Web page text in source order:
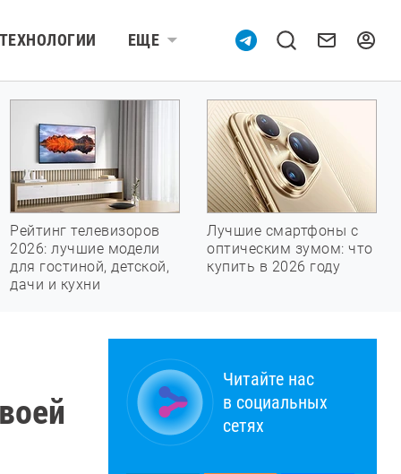
ТЕХНОЛОГИИ ЕЩЕ
Рейтинг телевизоров
2026: лучшие модели
для гостиной, детской,
дачи и кухни
Лучшие смартфоны с
оптическим зумом: что
купить в 2026 году
Читайте нас
в социальных
сетях